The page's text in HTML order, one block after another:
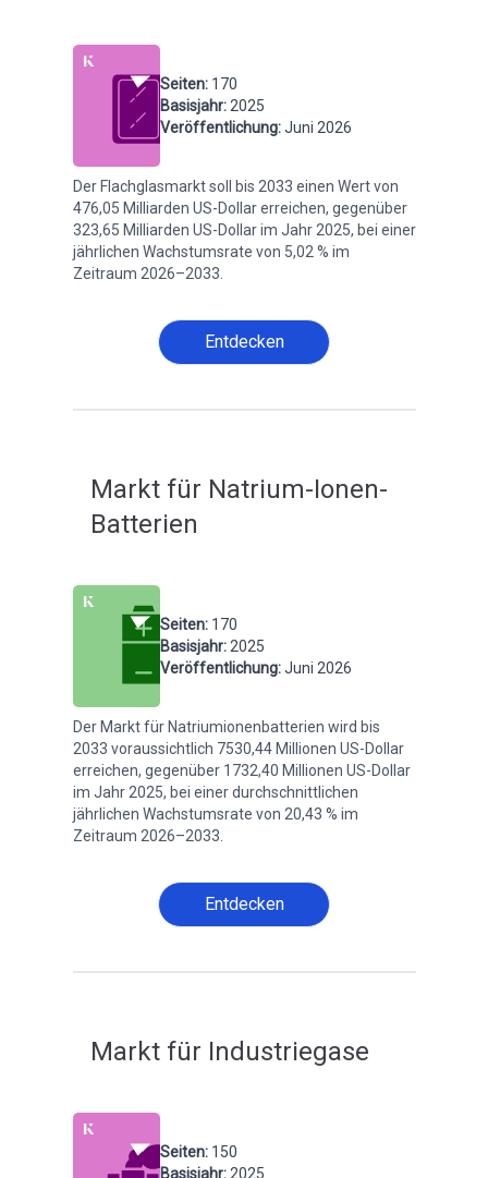
Seiten: 170
Basisjahr: 2025
Veröffentlichung: Juni 2026
Der Flachglasmarkt soll bis 2033 einen Wert von
476,05 Milliarden US-Dollar erreichen, gegenüber
323,65 Milliarden US-Dollar im Jahr 2025, bei einer
jährlichen Wachstumsrate von 5,02 % im
Zeitraum 2026–2033.
Entdecken
Markt für Natrium-Ionen-
Batterien
Seiten: 170
Basisjahr: 2025
Veröffentlichung: Juni 2026
Der Markt für Natriumionenbatterien wird bis
2033 voraussichtlich 7530,44 Millionen US-Dollar
erreichen, gegenüber 1732,40 Millionen US-Dollar
im Jahr 2025, bei einer durchschnittlichen
jährlichen Wachstumsrate von 20,43 % im
Zeitraum 2026–2033.
Entdecken
Markt für Industriegase
Seiten: 150
Basisjahr: 2025